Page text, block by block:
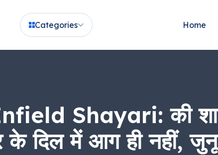
Categories Home
Shayari: की शान
के दिल में आग ही नहीं,